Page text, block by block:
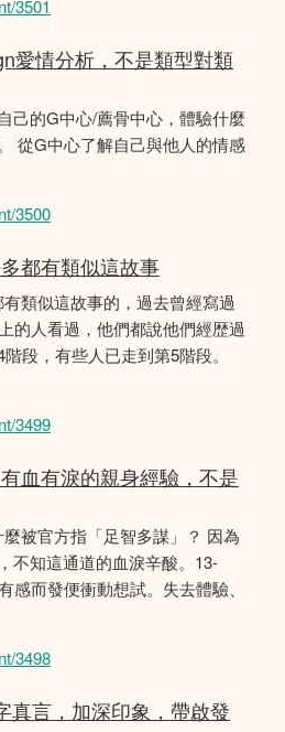
3501
愛情分析，不是類型對類
己的G中心/薦骨中心，體驗什麼
從G中心了解自己與他人的情感
3500
都有類似這故事
類似這故事的，過去曾經寫過
的人看過，他們都說他們經歴過
段，有些人已走到第5階段。
3499
血有淚的親身經驗，不是
被官方指「足智多謀」？ 因為
不知這通道的血淚辛酸。13-
感而發便衝動想試。失去體驗、
3498
真言，加深印象，帶啟發